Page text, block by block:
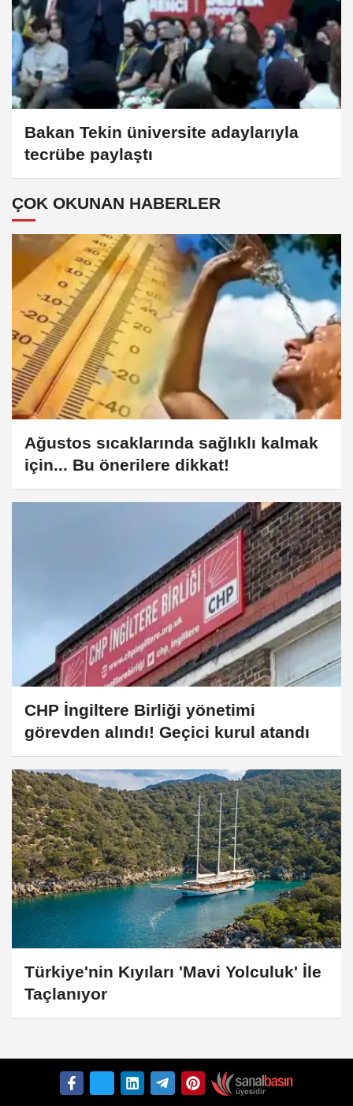
Bakan Tekin üniversite adaylarıyla
tecrübe paylaştı
ÇOK OKUNAN HABERLER
Ağustos sıcaklarında sağlıklı kalmak
için... Bu önerilere dikkat!
CHP İngiltere Birliği yönetimi
görevden alındı! Geçici kurul atandı
Türkiye'nin Kıyıları 'Mavi Yolculuk' İle
Taçlanıyor